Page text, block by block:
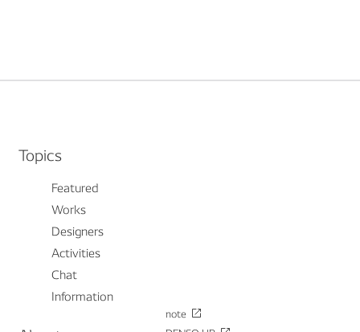
Topics
Featured
Works
Designers
Activities
Chat
Information
note